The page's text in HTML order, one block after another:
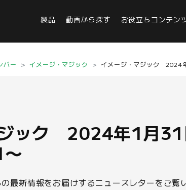
製品 動画から探す お役立ちコンテン
バー イメージ・マジック イメージ・マジック 2024
ジック 2024年1月
最新情報をお届けするニュースレターをご